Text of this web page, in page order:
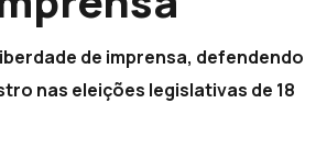
de imprensa, defendendo
nas eleições legislativas de 18